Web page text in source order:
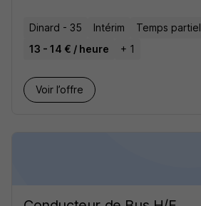
Dinard - 35 Intérim
Temps partiel
13 - 14 € / heure
+ 1
Voir l’offre